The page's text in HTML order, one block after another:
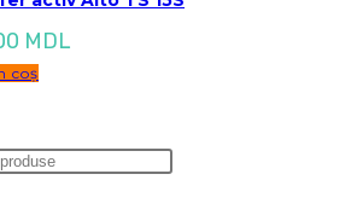
MDL
coș